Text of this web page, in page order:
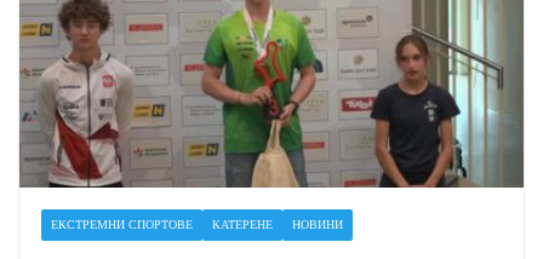
ЕКСТРЕМНИ СПОРТОВЕ КАТЕРЕНЕ НОВИНИ